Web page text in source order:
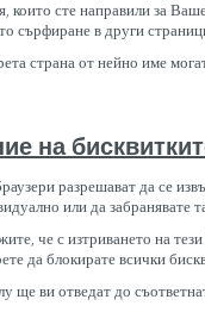
които сте направили за
сърфиране в други
страна от нейно име
на
разрешават да се
или да забранявате
че с изтриването на
да блокирате всички
ще ви отведат до